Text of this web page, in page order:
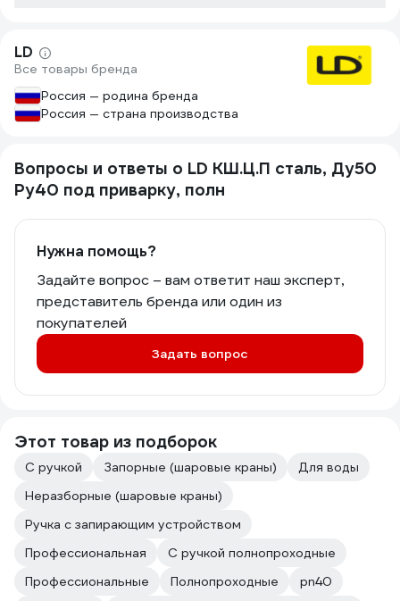
LD
Все товары бренда
Россия — родина бренда
Россия — страна производства
Вопросы и ответы о LD КШ.Ц.П сталь, Ду50
Ру40 под приварку, полн
Нужна помощь?
Задайте вопрос – вам ответит наш эксперт,
представитель бренда или один из
покупателей
Задать вопрос
Этот товар из подборок
С ручкой Запорные (шаровые краны)
Для воды
Неразборные (шаровые краны)
Ручка с запирающим устройством
Профессиональная
С ручкой полнопроходные
Профессиональные
Полнопроходные
pn40